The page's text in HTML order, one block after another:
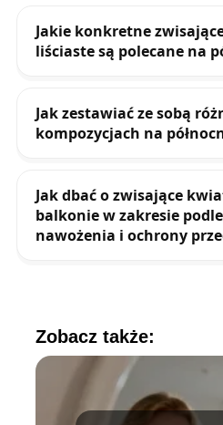
Jakie konkretne
liściaste są polecane na
Jak zestawiać ze sobą
kompozycjach na
Jak dbać o zwisające
balkonie w zakresie
nawożenia i ochrony
Zobacz także: